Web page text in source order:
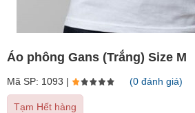
Áo phông Gans (Trắng) Size M
Mã SP: 1093 | (0 đánh giá)
Tạm Hết hàng